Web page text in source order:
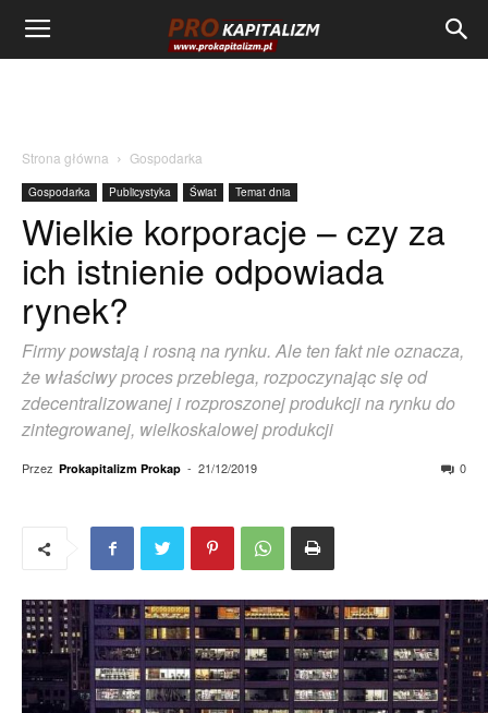
Strona główna Gospodarka
Gospodarka Publicystyka Świat Temat dnia
Wielkie korporacje – czy za
ich istnienie odpowiada
rynek?
Firmy powstają i rosną na rynku. Ale ten fakt nie oznacza,
że właściwy proces przebiega, rozpoczynając się od
zdecentralizowanej i rozproszonej produkcji na rynku do
zintegrowanej, wielkoskalowej produkcji
Przez Prokapitalizm Prokap - 21/12/2019 0